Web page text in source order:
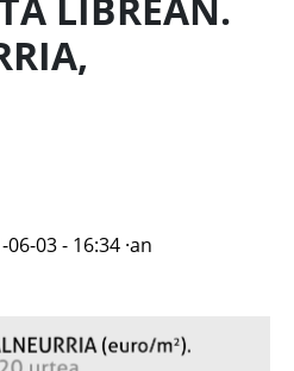
06-03 - 16:34 ·an